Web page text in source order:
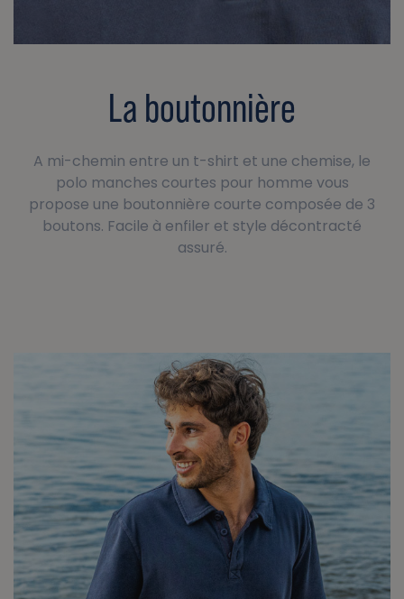
La boutonnière
A mi-chemin entre un t-shirt et une chemise, le
polo manches courtes pour homme vous
propose une boutonnière courte composée de 3
boutons. Facile à enfiler et style décontracté
assuré.